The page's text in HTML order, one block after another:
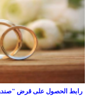
رابط الحصول على قرض